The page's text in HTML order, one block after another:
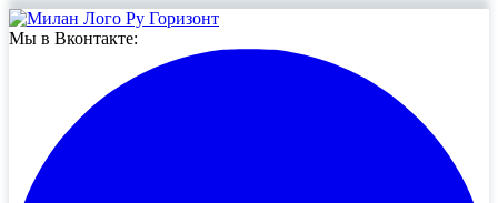
Мы в Вконтакте: